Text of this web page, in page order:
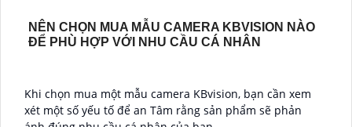
NÊN CHỌN MUA MẪU CAMERA KBVISION NÀO
ĐỂ PHÙ HỢP VỚI NHU CẦU CÁ NHÂN
Khi chọn mua một mẫu camera KBvision, bạn cần xem
xét một số yếu tố để an Tâm rằng sản phẩm sẽ phản